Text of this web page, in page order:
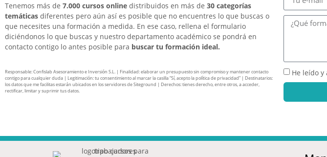
Tenemos más de 7.000 cursos online distribuidos en más de 30 categorías
temáticas diferentes pero aún así es posible que no encuentres lo que buscas o
que necesites una formación a medida. En ese caso, rellena el formulario
diciéndonos lo que buscas y nuestro departamento académico se pondrá en
contacto contigo lo antes posible para buscar tu formación ideal.
Responsable: Confislab Asesoramiento e Inversión S.L. | Finalidad: elaborar un presupuesto sin compromiso y mantener contacto
contigo para cualquier duda | Legitimación: tu consentimiento al marcar la casilla “Sí, acepto la política de privacidad” | Destinatarios:
los datos que me facilitas estarán ubicados en los servidores de Siteground | Derechos: tienes derecho, entre otros, a acceder,
rectificar, limitar y suprimir tus datos.
He leído y